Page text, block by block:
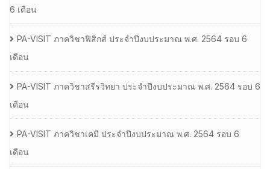
6 เดือน
PA-VISIT ภาควิชาฟิสิกส์ ประจำปีงบประมาณ พ.ศ. 2564 รอบ 6
เดือน
PA-VISIT ภาควิชาสรีรวิทยา ประจำปีงบประมาณ พ.ศ. 2564 รอบ 6
เดือน
PA-VISIT ภาควิชาเคมี ประจำปีงบประมาณ พ.ศ. 2564 รอบ 6
เดือน